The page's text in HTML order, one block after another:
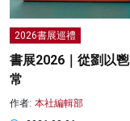
2026書展巡禮
書展2026｜從劉以
常
作者: 本社編輯部